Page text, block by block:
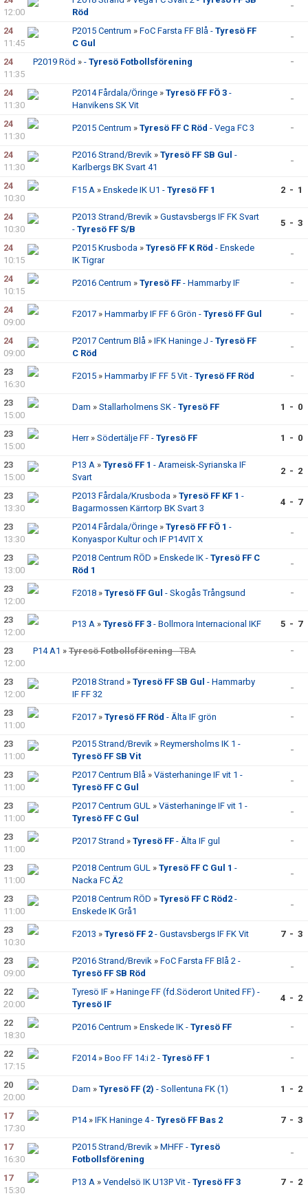
12:00
Röd
-
24
11:45
P2015 Centrum » FoC Farsta FF Blå - Tyresö FF
C Gul
-
24
11:35
P2019 Röd » - Tyresö Fotbollsförening -
24
11:30
P2014 Fårdala/Öringe » Tyresö FF FÖ 3 -
Hanvikens SK Vit
-
24
11:30
P2015 Centrum » Tyresö FF C Röd - Vega FC 3 -
24
11:30
P2016 Strand/Brevik » Tyresö FF SB Gul -
Karlbergs BK Svart 41
-
24
10:30
F15 A » Enskede IK U1 - Tyresö FF 1 2 - 1
24
10:30
P2013 Strand/Brevik » Gustavsbergs IF FK Svart
- Tyresö FF S/B
5 - 3
24
10:15
P2015 Krusboda » Tyresö FF K Röd - Enskede
IK Tigrar
-
24
10:15
P2016 Centrum » Tyresö FF - Hammarby IF -
24
09:00
F2017 » Hammarby IF FF 6 Grön - Tyresö FF Gul -
24
09:00
P2017 Centrum Blå » IFK Haninge J - Tyresö FF
C Röd
-
23
16:30
F2015 » Hammarby IF FF 5 Vit - Tyresö FF Röd -
23
15:00
Dam » Stallarholmens SK - Tyresö FF 1 - 0
23
15:00
Herr» Södertälje FF - Tyresö FF 1 - 0
23
15:00
P13 A » Tyresö FF 1 - Arameisk-Syrianska IF
Svart
2 - 2
23
13:30
P2013 Fårdala/Krusboda » Tyresö FF KF 1 -
Bagarmossen Kärrtorp BK Svart 3
4 - 7
23
13:30
P2014 Fårdala/Öringe » Tyresö FF FÖ 1 -
Konyaspor Kultur och IF P14VIT X
-
23
13:00
P2018 Centrum RÖD » Enskede IK - Tyresö FF C
Röd 1
-
23
12:00
F2018 » Tyresö FF Gul - Skogås Trångsund -
23
12:00
P13 A » Tyresö FF 3 - Bollmora Internacional IKF 5 - 7
23
12:00
P14 A1 » Tyresö Fotbollsförening- TBA -
23
12:00
P2018 Strand » Tyresö FF SB Gul - Hammarby
IF FF 32
-
23
11:00
F2017 » Tyresö FF Röd - Älta IF grön -
23
11:00
P2015 Strand/Brevik » Reymersholms IK 1 -
Tyresö FF SB Vit
-
23
11:00
P2017 Centrum Blå » Västerhaninge IF vit 1 -
Tyresö FF C Gul
-
23
11:00
P2017 Centrum GUL » Västerhaninge IF vit 1 -
Tyresö FF C Gul
-
23
11:00
P2017 Strand » Tyresö FF - Älta IF gul -
23
11:00
P2018 Centrum GUL » Tyresö FF C Gul 1 -
Nacka FC Ä2
-
23
11:00
P2018 Centrum RÖD » Tyresö FF C Röd2 -
Enskede IK Grå1
-
23
10:30
F2013 » Tyresö FF 2 - Gustavsbergs IF FK Vit 7 - 3
23
09:00
P2016 Strand/Brevik » FoC Farsta FF Blå 2 -
Tyresö FF SB Röd
-
22
20:00
Tyresö IF » Haninge FF (fd.Söderort United FF) -
Tyresö IF
4 - 2
22
18:30
P2016 Centrum » Enskede IK - Tyresö FF -
22
17:15
F2014» Boo FF 14:i 2 - Tyresö FF 1 -
20
20:00
Dam » Tyresö FF (2) - Sollentuna FK (1) 1 - 2
17
17:30
P14» IFK Haninge 4 - Tyresö FF Bas 2 7 - 3
17
16:30
P2015 Strand/Brevik » MHFF - Tyresö
Fotbollsförening
-
17
15:30
P13 A » Vendelsö IK U13P Vit - Tyresö FF 3 7 - 2